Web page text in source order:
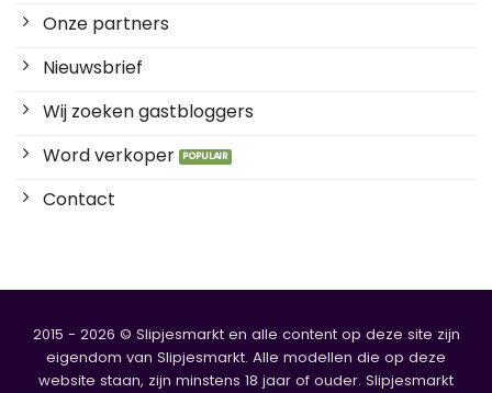
Onze partners
Nieuwsbrief
Wij zoeken gastbloggers
Word verkoper
Contact
2015 - 2026 © Slipjesmarkt en alle content op deze site zijn
eigendom van Slipjesmarkt. Alle modellen die op deze
website staan, zijn minstens 18 jaar of ouder. Slipjesmarkt